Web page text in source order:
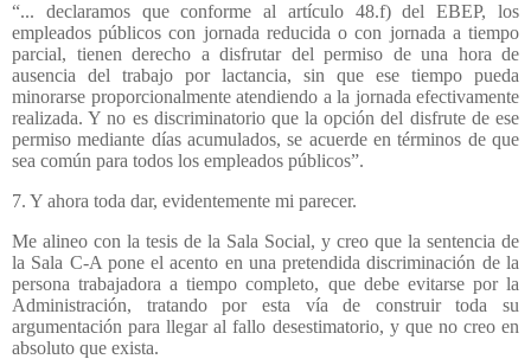
“... declaramos que conforme al artículo 48.f) del EBEP, los
empleados públicos con jornada reducida o con jornada a tiempo
parcial, tienen derecho a disfrutar del permiso de una hora de
ausencia del trabajo por lactancia, sin que ese tiempo pueda
minorarse proporcionalmente atendiendo a la jornada efectivamente
realizada. Y no es discriminatorio que la opción del disfrute de ese
permiso mediante días acumulados, se acuerde en términos de que
sea común para todos los empleados públicos”.
7. Y ahora toda dar, evidentemente mi parecer.
Me alineo con la tesis de la Sala Social, y creo que la sentencia de
la Sala C-A pone el acento en una pretendida discriminación de la
persona trabajadora a tiempo completo, que debe evitarse por la
Administración, tratando por esta vía de construir toda su
argumentación para llegar al fallo desestimatorio, y que no creo en
absoluto que exista.